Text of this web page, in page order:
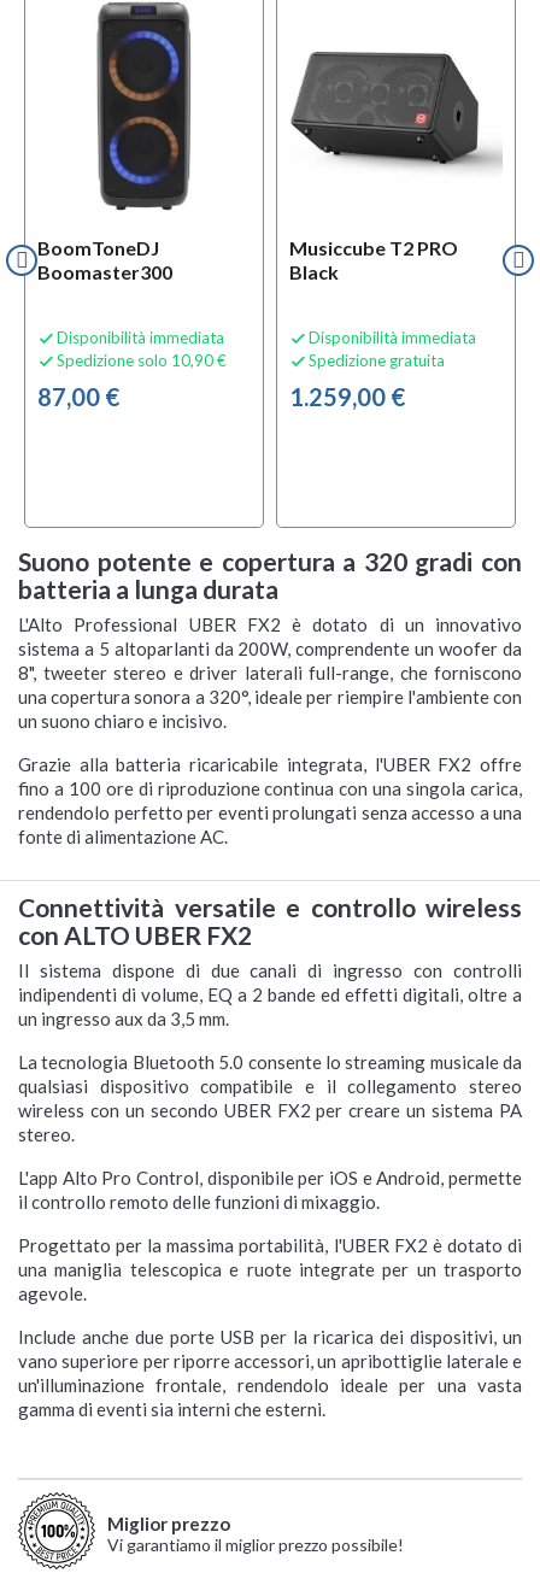
BoomToneDJ
Boomaster300
 Disponibilità immediata
 Spedizione solo 10,90 €
87,00 €
Musiccube T2 PRO
Black
 Disponibilità immediata
 Spedizione gratuita
1.259,00 €
Suono potente e copertura a 320 gradi con
batteria a lunga durata
L'Alto Professional UBER FX2 è dotato di un innovativo
sistema a 5 altoparlanti da 200W, comprendente un woofer da
8", tweeter stereo e driver laterali full-range, che forniscono
una copertura sonora a 320°, ideale per riempire l'ambiente con
un suono chiaro e incisivo.
Grazie alla batteria ricaricabile integrata, l'UBER FX2 offre
fino a 100 ore di riproduzione continua con una singola carica,
rendendolo perfetto per eventi prolungati senza accesso a una
fonte di alimentazione AC.
Connettività versatile e controllo wireless
con ALTO UBER FX2
Il sistema dispone di due canali di ingresso con controlli
indipendenti di volume, EQ a 2 bande ed effetti digitali, oltre a
un ingresso aux da 3,5 mm.
La tecnologia Bluetooth 5.0 consente lo streaming musicale da
qualsiasi dispositivo compatibile e il collegamento stereo
wireless con un secondo UBER FX2 per creare un sistema PA
stereo.
L'app Alto Pro Control, disponibile per iOS e Android, permette
il controllo remoto delle funzioni di mixaggio.
Progettato per la massima portabilità, l'UBER FX2 è dotato di
una maniglia telescopica e ruote integrate per un trasporto
agevole.
Include anche due porte USB per la ricarica dei dispositivi, un
vano superiore per riporre accessori, un apribottiglie laterale e
un'illuminazione frontale, rendendolo ideale per una vasta
gamma di eventi sia interni che esterni.
Miglior prezzo
Vi garantiamo il miglior prezzo possibile!